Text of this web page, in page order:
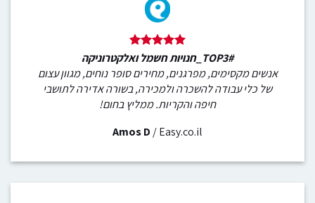
#TOP3_חנויות חשמל ואלקטרוניקה
אנשים מקסימים, מפרגנים, מחירים סופר נוחים, מגוון עצום
של כלי עבודה להשכרה ולמכירה, בשורה אדירה לתושבי
חיפה והקריות. ממליץ בחום!
Amos D /Easy.co.il